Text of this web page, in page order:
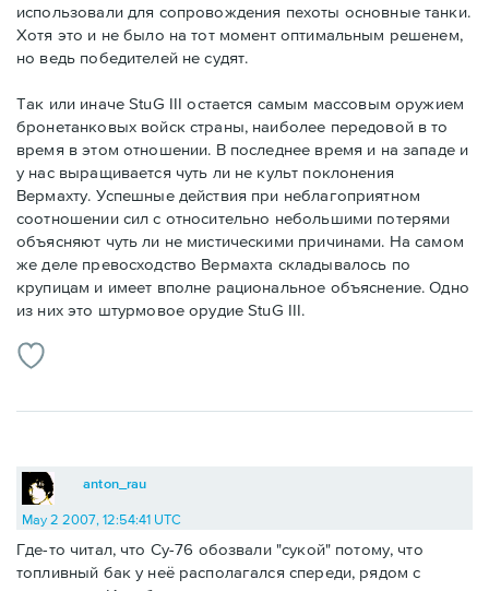
использовали для сопровождения пехоты основные танки.
Хотя это и не было на тот момент оптимальным решенем,
но ведь победителей не судят.
Так или иначе StuG III остается самым массовым оружием
бронетанковых войск страны, наиболее передовой в то
время в этом отношении. В последнее время и на западе и
у нас выращивается чуть ли не культ поклонения
Вермахту. Успешные действия при неблагоприятном
соотношении сил с относительно небольшими потерями
объясняют чуть ли не мистическими причинами. На самом
же деле превосходство Вермахта складывалось по
крупицам и имеет вполне рациональное объяснение. Одно
из них это штурмовое орудие StuG III.
anton_rau
May 2 2007, 12:54:41 UTC
Где-то читал, что Су-76 обозвали "сукой" потому, что
топливный бак у неё располагался спереди, рядом с